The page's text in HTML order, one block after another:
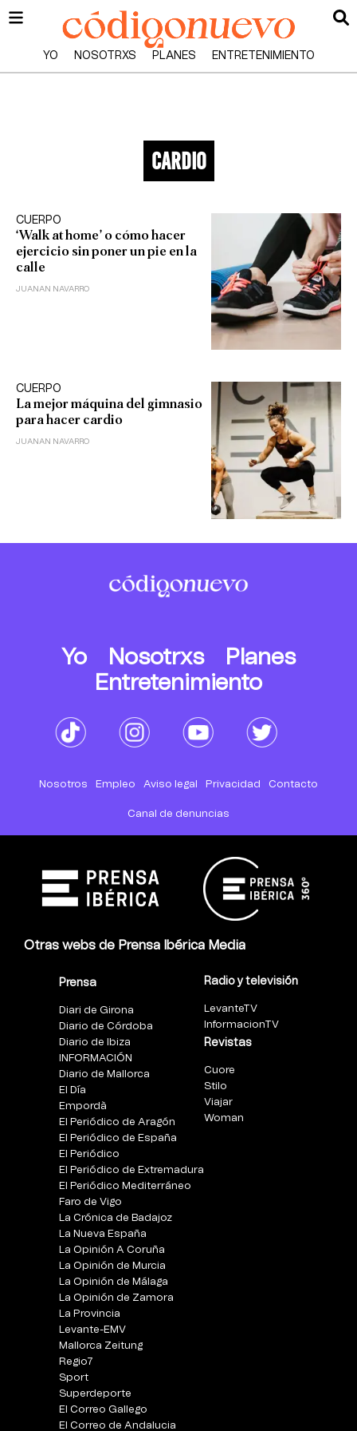
YO NOSOTRXS PLANES ENTRETENIMIENTO
cardio
CUERPO
‘Walk at home’ o cómo hacer
ejercicio sin poner un pie en la
calle
JUANAN NAVARRO
CUERPO
La mejor máquina del gimnasio
para hacer cardio
JUANAN NAVARRO
Yo Nosotrxs
Planes
Entretenimiento
Nosotros Empleo Aviso legal Privacidad Contacto
Canal de denuncias
Otras webs de Prensa Ibérica Media
Prensa
Diari de Girona
Diario de Córdoba
Diario de Ibiza
INFORMACIÓN
Diario de Mallorca
El Día
Empordà
El Periódico de Aragón
El Periódico de España
El Periódico
El Periódico de Extremadura
El Periódico Mediterráneo
Faro de Vigo
La Crónica de Badajoz
La Nueva España
La Opinión A Coruña
La Opinión de Murcia
La Opinión de Málaga
La Opinión de Zamora
La Provincia
Levante-EMV
Mallorca Zeitung
Regio7
Sport
Superdeporte
El Correo Gallego
El Correo de Andalucia
Radio y televisión
LevanteTV
InformacionTV
Revistas
Cuore
Stilo
Viajar
Woman